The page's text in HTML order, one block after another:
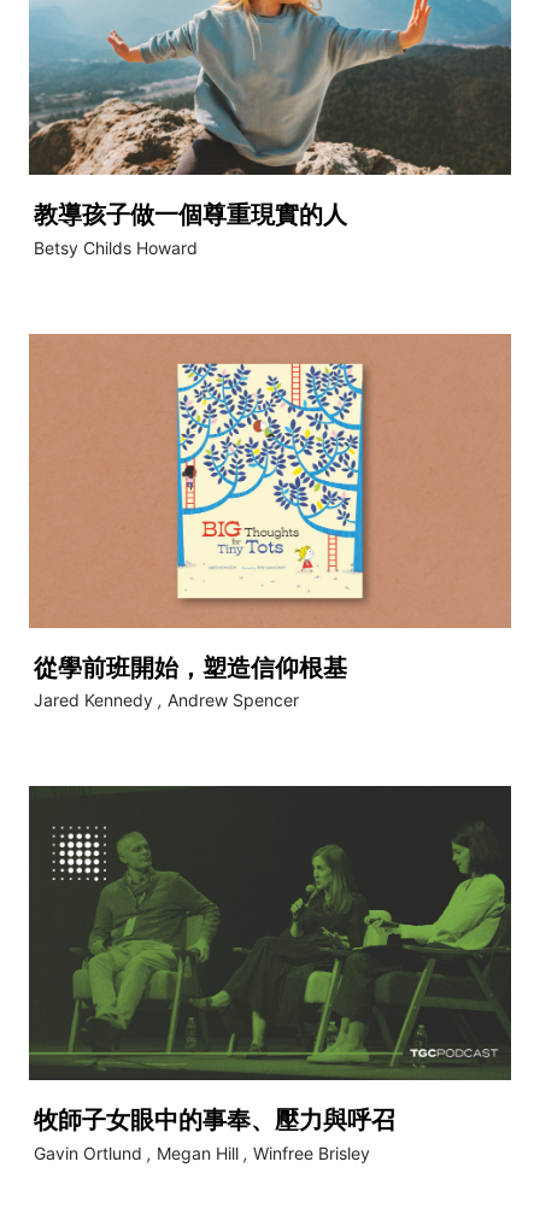
教導孩子做一個尊重現實的人
Betsy Childs Howard
從學前班開始，塑造信仰根基
Jared Kennedy , Andrew Spencer
牧師子女眼中的事奉、壓力與呼召
Gavin Ortlund , Megan Hill , Winfree Brisley